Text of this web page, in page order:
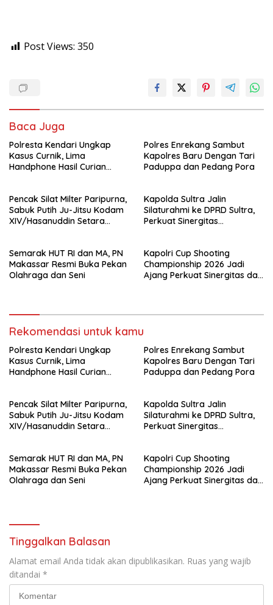
Post Views: 350
Baca Juga
Polresta Kendari Ungkap
Kasus Curnik, Lima
Handphone Hasil Curian
Polres Enrekang Sambut
Kapolres Baru Dengan Tari
Paduppa dan Pedang Pora
Pencak Silat Milter Paripurna,
Sabuk Putih Ju-Jitsu Kodam
XIV/Hasanuddin Setara
Kapolda Sultra Jalin
Silaturahmi ke DPRD Sultra,
Perkuat Sinergitas
Semarak HUT RI dan MA, PN
Makassar Resmi Buka Pekan
Olahraga dan Seni
Kapolri Cup Shooting
Championship 2026 Jadi
Ajang Perkuat Sinergitas dan
Rekomendasi untuk kamu
Polresta Kendari Ungkap
Kasus Curnik, Lima
Handphone Hasil Curian
Polres Enrekang Sambut
Kapolres Baru Dengan Tari
Paduppa dan Pedang Pora
Pencak Silat Milter Paripurna,
Sabuk Putih Ju-Jitsu Kodam
XIV/Hasanuddin Setara
Kapolda Sultra Jalin
Silaturahmi ke DPRD Sultra,
Perkuat Sinergitas
Semarak HUT RI dan MA, PN
Makassar Resmi Buka Pekan
Olahraga dan Seni
Kapolri Cup Shooting
Championship 2026 Jadi
Ajang Perkuat Sinergitas dan
Tinggalkan Balasan
Alamat email Anda tidak akan dipublikasikan. Ruas yang wajib
ditandai *